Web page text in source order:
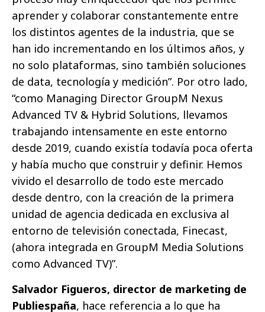
aprender y colaborar constantemente entre
los distintos agentes de la industria, que se
han ido incrementando en los últimos años, y
no solo plataformas, sino también soluciones
de data, tecnología y medición”. Por otro lado,
“como Managing Director GroupM Nexus
Advanced TV & Hybrid Solutions, llevamos
trabajando intensamente en este entorno
desde 2019, cuando existía todavía poca oferta
y había mucho que construir y definir. Hemos
vivido el desarrollo de todo este mercado
desde dentro, con la creación de la primera
unidad de agencia dedicada en exclusiva al
entorno de televisión conectada, Finecast,
(ahora integrada en GroupM Media Solutions
como Advanced TV)”.
Salvador Figueros, director de marketing de
Publiespaña, hace referencia a lo que ha